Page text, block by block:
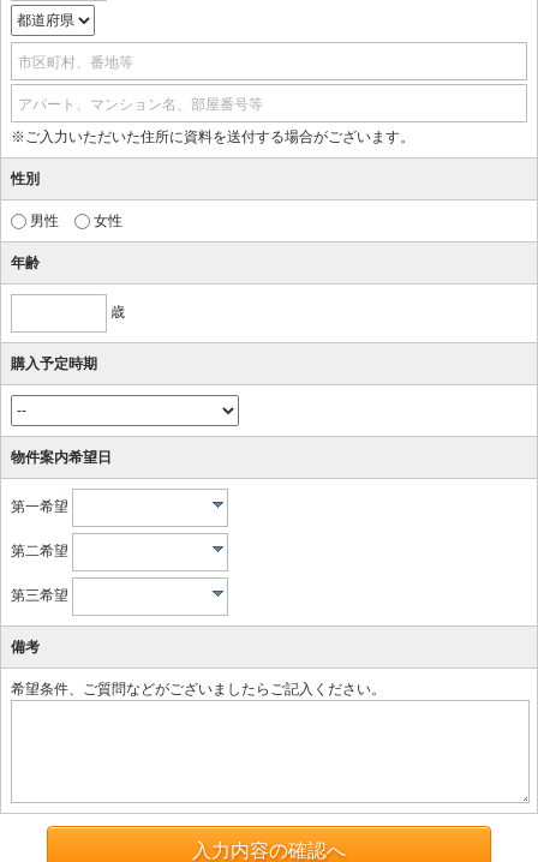
市区町村、番地等
アパート、マンション名、部屋番号等
※ご入力いただいた住所に資料を送付する場合がございます。
性別
男性 女性
年齢
歳
購入予定時期
物件案内希望日
第一希望
第二希望
第三希望
備考
希望条件、ご質問などがございましたらご記入ください。
入力内容の確認へ